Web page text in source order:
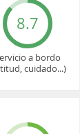
8.7
a bordo
cuidado...)